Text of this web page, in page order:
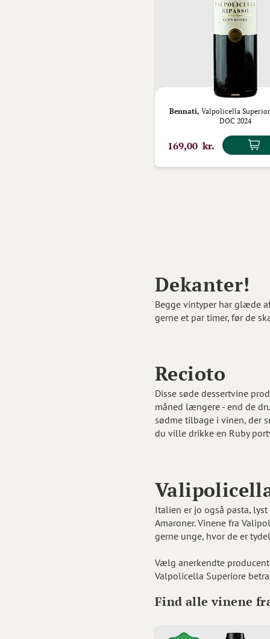
Bennati, Valpolicella
DOC 2024
169,00 kr.
Dekanter!
Begge vintyper har glæde
gerne et par timer, før de
Recioto
Disse søde dessertvine
måned længere - end de
sødme tilbage i vinen, der
du ville drikke en Ruby
Italien er jo også pasta,
Amaroner. Vinene fra
gerne unge, hvor de er
Vælg anerkendte
Valpolicella Superiore
Find alle vinene